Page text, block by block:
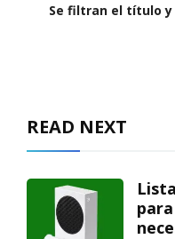
Se filtran el título y
READ NEXT